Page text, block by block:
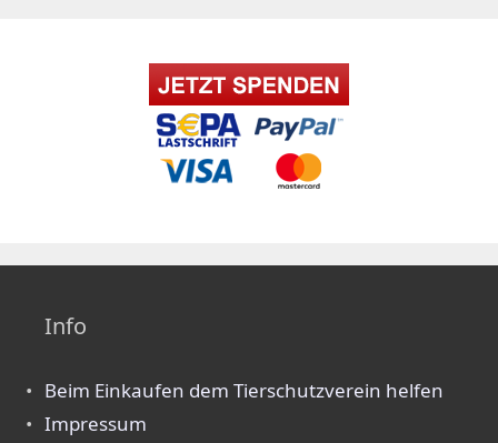
Info
Beim Einkaufen dem Tierschutzverein helfen
Impressum